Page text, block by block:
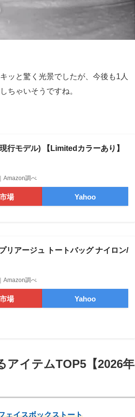
ッと驚く光景でしたが、今後も1人
ちゃいそうですね。
行モデル) 【Limitedカラーあり】
Amazon調べ
場 Yahoo
リアージュ トートバッグ ナイロン/
Amazon調べ
場 Yahoo
アイテムTOP5【2026年
ェイスボックストート